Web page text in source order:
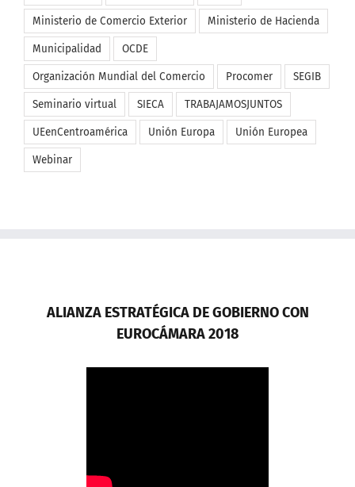
Ministerio de Comercio Exterior Ministerio de Hacienda
Municipalidad OCDE
Organización Mundial del Comercio Procomer SEGIB
Seminario virtual SIECA TRABAJAMOSJUNTOS
UEenCentroamérica Unión Europa Unión Europea
Webinar
ALIANZA ESTRATÉGICA DE GOBIERNO CON
EUROCÁMARA 2018